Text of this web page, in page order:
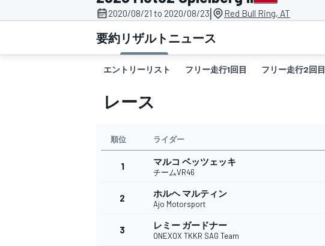
スーパーフォーミュラ
スーパーGT
2020/08/21 to 2020/08/23| Red Bull Ring, AT
要約リザルト ニュース
エントリーリスト フリー走行1回目 フリー走行2回目
レース
順位 ライダー
1 マルコ ベッツェッキ
チームVR46
2 ホルヘ マルティン
Ajo Motorsport
3 レミー ガードナー
ONEXOX TKKR SAG Team